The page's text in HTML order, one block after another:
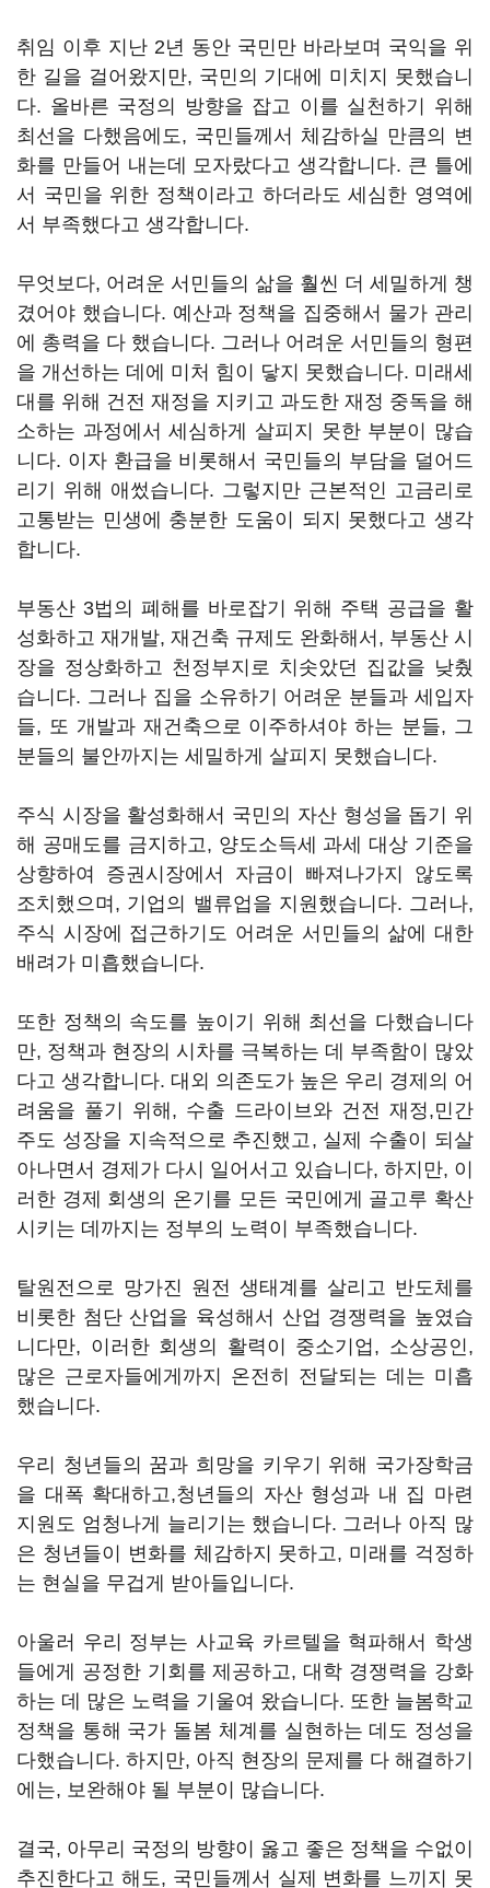
취임 이후 지난 2년 동안 국민만 바라보며 국익을 위
한 길을 걸어왔지만, 국민의 기대에 미치지 못했습니
다. 올바른 국정의 방향을 잡고 이를 실천하기 위해
최선을 다했음에도, 국민들께서 체감하실 만큼의 변
화를 만들어 내는데 모자랐다고 생각합니다. 큰 틀에
서 국민을 위한 정책이라고 하더라도 세심한 영역에
서 부족했다고 생각합니다.
무엇보다, 어려운 서민들의 삶을 훨씬 더 세밀하게 챙
겼어야 했습니다. 예산과 정책을 집중해서 물가 관리
에 총력을 다 했습니다. 그러나 어려운 서민들의 형편
을 개선하는 데에 미처 힘이 닿지 못했습니다. 미래세
대를 위해 건전 재정을 지키고 과도한 재정 중독을 해
소하는 과정에서 세심하게 살피지 못한 부분이 많습
니다. 이자 환급을 비롯해서 국민들의 부담을 덜어드
리기 위해 애썼습니다. 그렇지만 근본적인 고금리로
고통받는 민생에 충분한 도움이 되지 못했다고 생각
합니다.
부동산 3법의 폐해를 바로잡기 위해 주택 공급을 활
성화하고 재개발, 재건축 규제도 완화해서, 부동산 시
장을 정상화하고 천정부지로 치솟았던 집값을 낮췄
습니다. 그러나 집을 소유하기 어려운 분들과 세입자
들, 또 개발과 재건축으로 이주하셔야 하는 분들, 그
분들의 불안까지는 세밀하게 살피지 못했습니다.
주식 시장을 활성화해서 국민의 자산 형성을 돕기 위
해 공매도를 금지하고, 양도소득세 과세 대상 기준을
상향하여 증권시장에서 자금이 빠져나가지 않도록
조치했으며, 기업의 밸류업을 지원했습니다. 그러나,
주식 시장에 접근하기도 어려운 서민들의 삶에 대한
배려가 미흡했습니다.
또한 정책의 속도를 높이기 위해 최선을 다했습니다
만, 정책과 현장의 시차를 극복하는 데 부족함이 많았
다고 생각합니다. 대외 의존도가 높은 우리 경제의 어
려움을 풀기 위해, 수출 드라이브와 건전 재정,민간
주도 성장을 지속적으로 추진했고, 실제 수출이 되살
아나면서 경제가 다시 일어서고 있습니다, 하지만, 이
러한 경제 회생의 온기를 모든 국민에게 골고루 확산
시키는 데까지는 정부의 노력이 부족했습니다.
탈원전으로 망가진 원전 생태계를 살리고 반도체를
비롯한 첨단 산업을 육성해서 산업 경쟁력을 높였습
니다만, 이러한 회생의 활력이 중소기업, 소상공인,
많은 근로자들에게까지 온전히 전달되는 데는 미흡
했습니다.
우리 청년들의 꿈과 희망을 키우기 위해 국가장학금
을 대폭 확대하고,청년들의 자산 형성과 내 집 마련
지원도 엄청나게 늘리기는 했습니다. 그러나 아직 많
은 청년들이 변화를 체감하지 못하고, 미래를 걱정하
는 현실을 무겁게 받아들입니다.
아울러 우리 정부는 사교육 카르텔을 혁파해서 학생
들에게 공정한 기회를 제공하고, 대학 경쟁력을 강화
하는 데 많은 노력을 기울여 왔습니다. 또한 늘봄학교
정책을 통해 국가 돌봄 체계를 실현하는 데도 정성을
다했습니다. 하지만, 아직 현장의 문제를 다 해결하기
에는, 보완해야 될 부분이 많습니다.
결국, 아무리 국정의 방향이 옳고 좋은 정책을 수없이
추진한다고 해도, 국민들께서 실제 변화를 느끼지 못